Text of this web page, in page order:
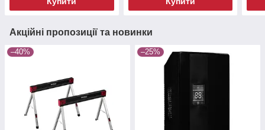
Акційні пропозиції та новинки
–40% –25%